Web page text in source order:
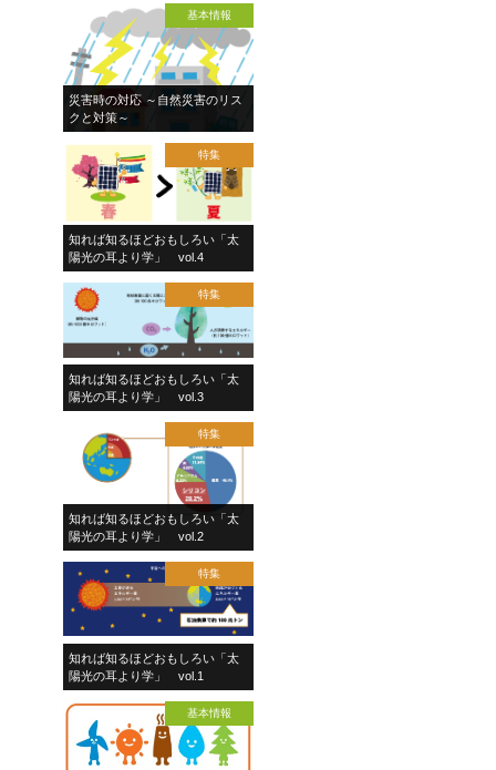
基本情報
災害時の対応 ～自然災害のリス
クと対策～
特集
知れば知るほどおもしろい「太
陽光の耳より学」 vol.4
特集
知れば知るほどおもしろい「太
陽光の耳より学」 vol.3
特集
知れば知るほどおもしろい「太
陽光の耳より学」 vol.2
特集
知れば知るほどおもしろい「太
陽光の耳より学」 vol.1
基本情報